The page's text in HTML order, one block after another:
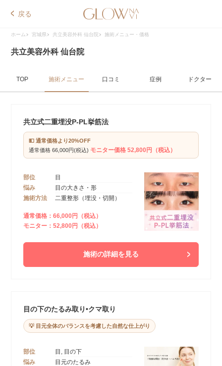
戻る
ホーム 宮城県 共立美容外科 仙台院 施術メニュー・価格
共立美容外科 仙台院
TOP 施術メニュー 口コミ 症例 ドクター
共立式二重埋没P-PL挙筋法
💵 通常価格より20%OFF
通常価格 66,000円(税込) モニター価格 52,800円（税込）
部位
目
悩み
目の大きさ・形
施術方法
二重整形（埋没・切開）
通常価格：66,000円（税込）
モニター：52,800円（税込）
施術の詳細を見る
目の下のたるみ取り•クマ取り
💡 目元全体のバランスを考慮した自然な仕上がり
部位
目, 目の下
悩み
目元のたるみ